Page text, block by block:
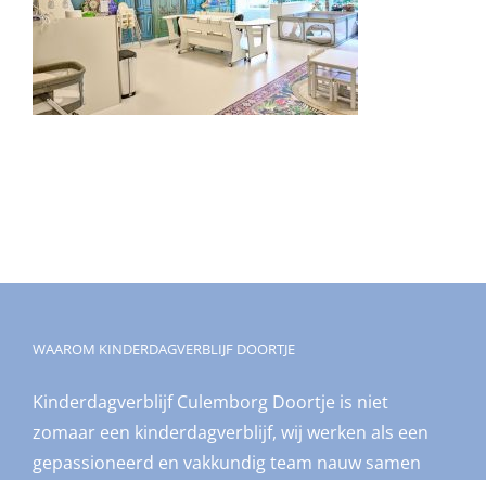
WAAROM KINDERDAGVERBLIJF DOORTJE
Kinderdagverblijf Culemborg Doortje is niet
zomaar een kinderdagverblijf, wij werken als een
gepassioneerd en vakkundig team nauw samen